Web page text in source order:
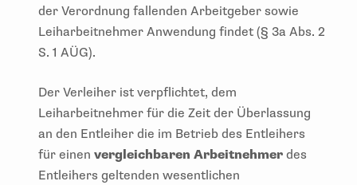
der Verordnung fallenden Arbeitgeber sowie
Leiharbeitnehmer Anwendung findet (§ 3a Abs. 2
S. 1 AÜG).
Der Verleiher ist verpflichtet, dem
Leiharbeitnehmer für die Zeit der Überlassung
an den Entleiher die im Betrieb des Entleihers
für einen vergleichbaren Arbeitnehmer des
Entleihers geltenden wesentlichen